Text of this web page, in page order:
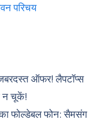
परिचय
ऑफर! लैपटॉप्स
न चूकें!
फोल्डेबल फोन: सैमसंग